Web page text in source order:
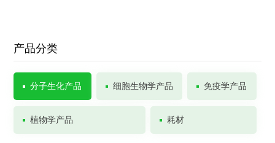
产品分类
分子生化产品 细胞生物学产品 免疫学产品
植物学产品 耗材